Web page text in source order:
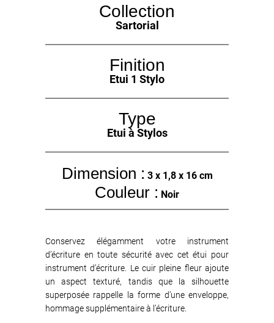
Collection
Sartorial
Finition
Etui 1 Stylo
Type
Etui à Stylos
Dimension : 3 x 1,8 x 16 cm
Couleur : Noir
Conservez élégamment votre instrument
d’écriture en toute sécurité avec cet étui pour
instrument d’écriture. Le cuir pleine fleur ajoute
un aspect texturé, tandis que la silhouette
superposée rappelle la forme d’une enveloppe,
hommage supplémentaire à l’écriture.